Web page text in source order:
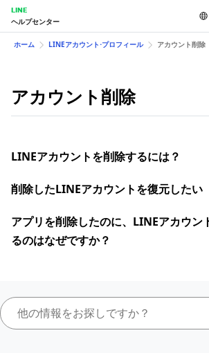
LINE
ヘルプセンター
ホーム LINEアカウント⋅プロフィール アカウント削除
アカウント削除
LINEアカウントを削除するには？
削除したLINEアカウントを復元したい
アプリを削除したのに、LINEアカウン
るのはなぜですか？